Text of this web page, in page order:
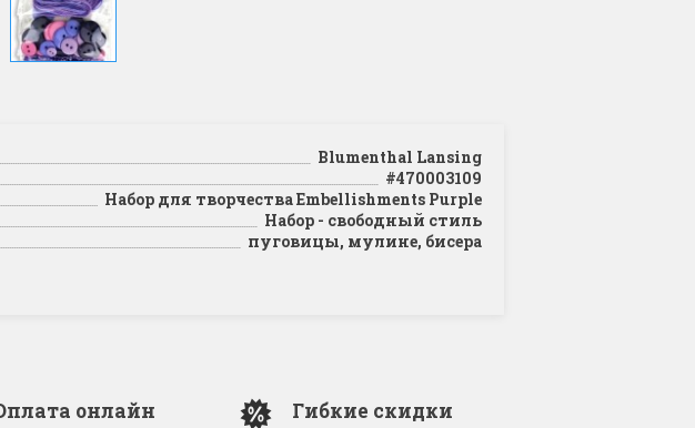
Blumenthal Lansing
#470003109
Набор для творчества Embellishments Purple
Набор - свободный стиль
пуговицы, мулине, бисера
онлайн Гибкие скидки